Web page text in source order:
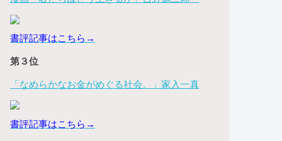
書評記事はこちら→
第３位
「なめらかなお金がめぐる社会。」家入一真
書評記事はこちら→